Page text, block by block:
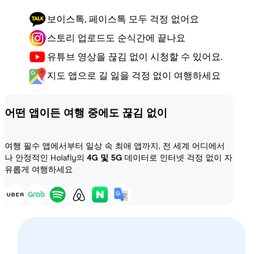
보이스톡, 페이스톡 모두 걱정 없어요
스토리 업로드도 순식간에 끝나요
유튜브 영상을 끊김 없이 시청할 수 있어요.
지도 앱으로 길 잃을 걱정 없이 여행하세요
어떤 앱이든 여행 중에도 끊김 없이
여행 필수 앱에서부터 일상 속 최애 앱까지, 전 세계 어디에서
나 안정적인 Holafly의 4G 및 5G 데이터로 인터넷 걱정 없이 자
유롭게 여행하세요